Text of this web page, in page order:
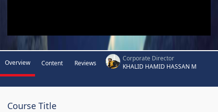
Overview Content Reviews
Corporate Director
KHALID HAMID HASSAN M
Course Title